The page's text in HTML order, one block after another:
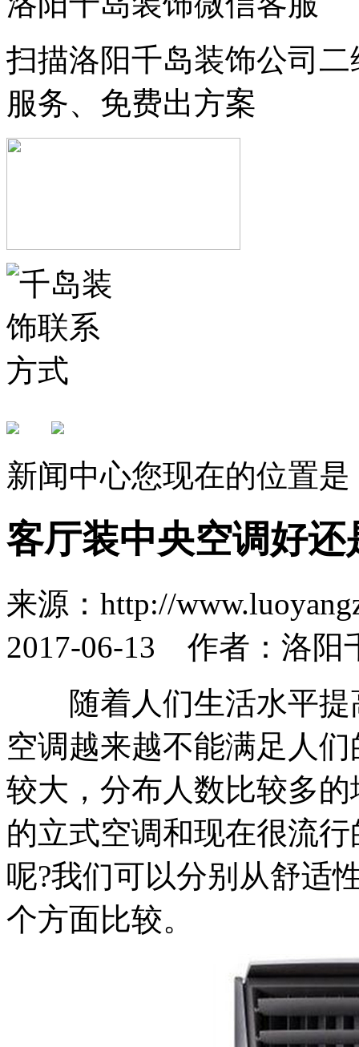
扫描洛阳千岛装饰公司
服务、免费出方案
新闻中心您现在的位置是
客厅装中央空调好还
来源：http://
2017-06-13 作者：洛阳
随着人们生活水平提
空调越来越不能满足人
较大，分布人数比较多
的立式空调和现在很流
呢?我们可以分别从舒适
个方面比较。